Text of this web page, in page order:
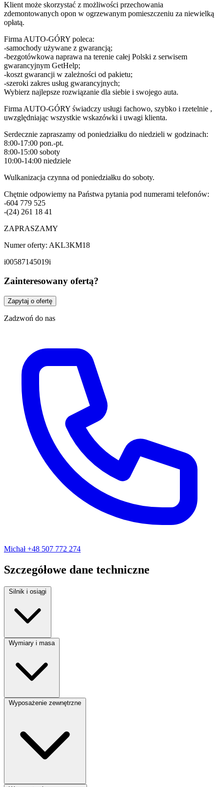
Klient może skorzystać z możliwości przechowania
zdemontowanych opon w ogrzewanym pomieszczeniu za niewielką
opłatą.
Firma AUTO-GÓRY poleca:
-samochody używane z gwarancją;
-bezgotówkowa naprawa na terenie całej Polski z serwisem
gwarancyjnym GetHelp;
-koszt gwarancji w zależności od pakietu;
-szeroki zakres usług gwarancyjnych;
Wybierz najlepsze rozwiązanie dla siebie i swojego auta.
Firma AUTO-GÓRY świadczy usługi fachowo, szybko i rzetelnie ,
uwzględniając wszystkie wskazówki i uwagi klienta.
Serdecznie zapraszamy od poniedziałku do niedzieli w godzinach:
8:00-17:00 pon.-pt.
8:00-15:00 soboty
10:00-14:00 niedziele
Wulkanizacja czynna od poniedziałku do soboty.
Chętnie odpowiemy na Państwa pytania pod numerami telefonów:
-604 779 525
-(24) 261 18 41
ZAPRASZAMY
Numer oferty: AKL3KM18
i00587145019i
Zainteresowany ofertą?
Zapytaj o ofertę
Zadzwoń do nas
Michał +48 507 772 274
Szczegółowe dane techniczne
Silnik i osiągi
Rodzaj paliwa:Diesel
Wymiary i masa
Liczba miejsc: 2
Wyposażenie zewnętrzne